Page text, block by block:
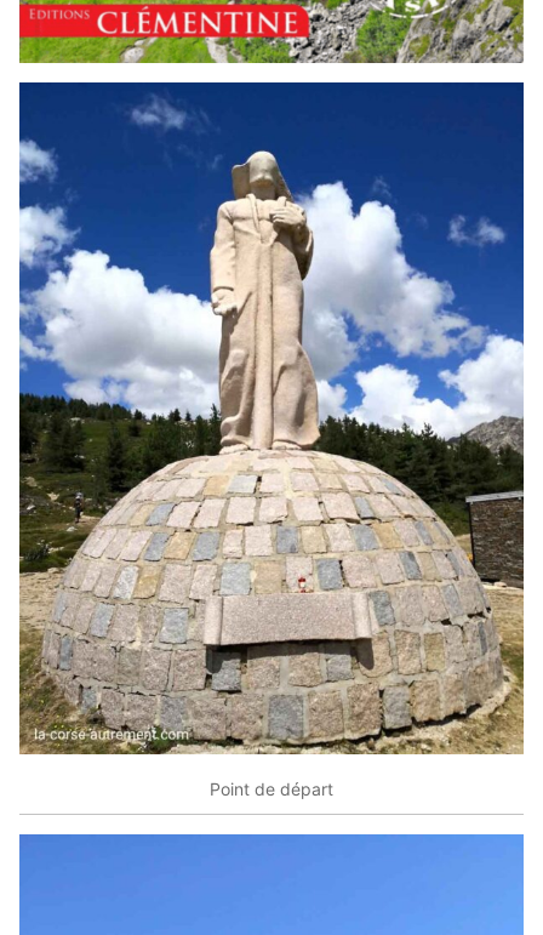
Point de départ